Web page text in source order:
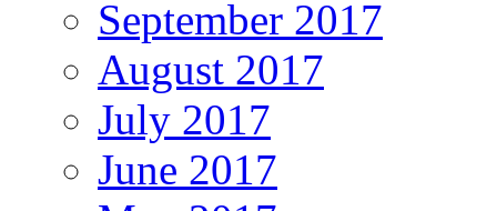
September 2017
August 2017
July 2017
June 2017